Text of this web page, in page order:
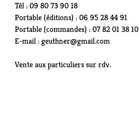
Tél : 09 80 73 90 18
Portable (éditions) : 06 95 28 44 91
Portable (commandes) : 07 82 01 38 10
E-mail : geuthner@gmail.com
Vente aux particuliers sur rdv.